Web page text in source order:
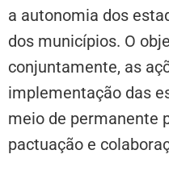
a autonomia dos
dos municípios. O
conjuntamente, as
implementação das
meio de permanente
pactuação e